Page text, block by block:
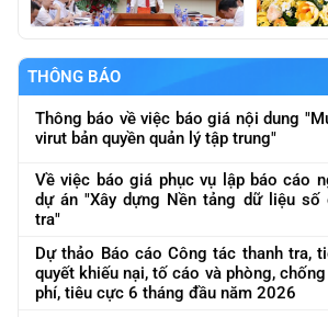
THÔNG BÁO
Thông báo báo giá nội dung "Thực
về ATTT các hệ thống của ngành
Thông báo về việc báo giá nội dung
virut bản quyền quản lý tập trung"
dự án "Xây dựng Nền tảng dữ liệu số
tra"
Dự thảo Báo cáo Công tác thanh tra,
quyết khiếu nại, tố cáo và phòng,
phí, tiêu cực 6 tháng đầu năm 2026